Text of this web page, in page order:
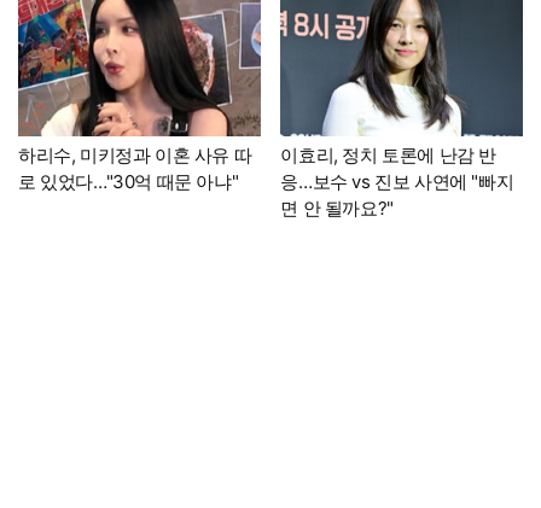
하리수, 미키정과 이혼 사유 따
로 있었다…"30억 때문 아냐"
이효리, 정치 토론에 난감 반
응…보수 vs 진보 사연에 "빠지
면 안 될까요?"